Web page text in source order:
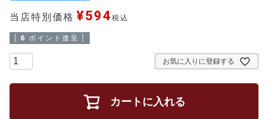
当店特別価格 ¥594 税込
6 ポイント進呈 ]
お気に入りに登録する
カートに入れる